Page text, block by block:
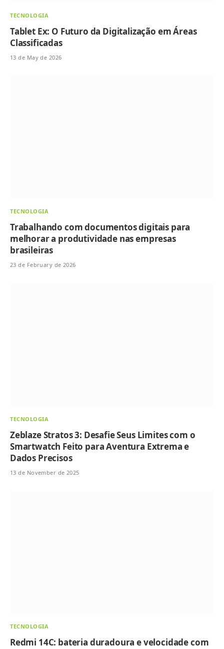
TECNOLOGIA
Tablet Ex: O Futuro da Digitalização em Áreas
Classificadas
13 de May de 2026
TECNOLOGIA
Trabalhando com documentos digitais para
melhorar a produtividade nas empresas
brasileiras
23 de February de 2026
TECNOLOGIA
Zeblaze Stratos 3: Desafie Seus Limites com o
Smartwatch Feito para Aventura Extrema e
Dados Precisos
13 de November de 2025
TECNOLOGIA
Redmi 14C: bateria duradoura e velocidade com